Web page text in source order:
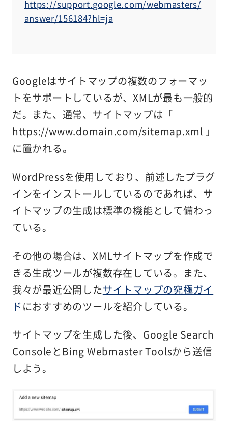
https://support.google.com/webmasters/
answer/156184?hl=ja
Googleはサイトマップの複数のフォーマッ
トをサポートしているが、XMLが最も一般的
だ。また、通常、サイトマップは「
https://www.domain.com/sitemap.xml 」
に置かれる。
WordPressを使用しており、前述したプラグ
インをインストールしているのであれば、サ
イトマップの生成は標準の機能として備わっ
ている。
その他の場合は、XMLサイトマップを作成で
きる生成ツールが複数存在している。また、
我々が最近公開したサイトマップの究極ガイ
ドにおすすめのツールを紹介している。
サイトマップを生成した後、Google Search
ConsoleとBing Webmaster Toolsから送信
しよう。